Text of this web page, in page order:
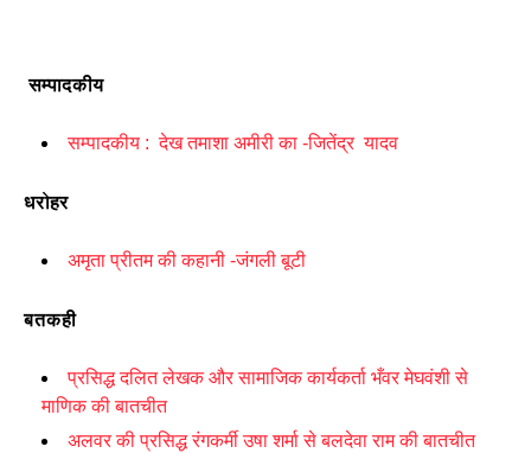
सम्पादकीय
सम्पादकीय : देख तमाशा अमीरी का -जितेंद्र यादव
धरोहर
अमृता प्रीतम की कहानी -जंगली बूटी
बतकही
प्रसिद्ध दलित लेखक और सामाजिक कार्यकर्ता भँवर मेघवंशी से
माणिक की बातचीत
अलवर की प्रसिद्ध रंगकर्मी उषा शर्मा से बलदेवा राम की बातचीत